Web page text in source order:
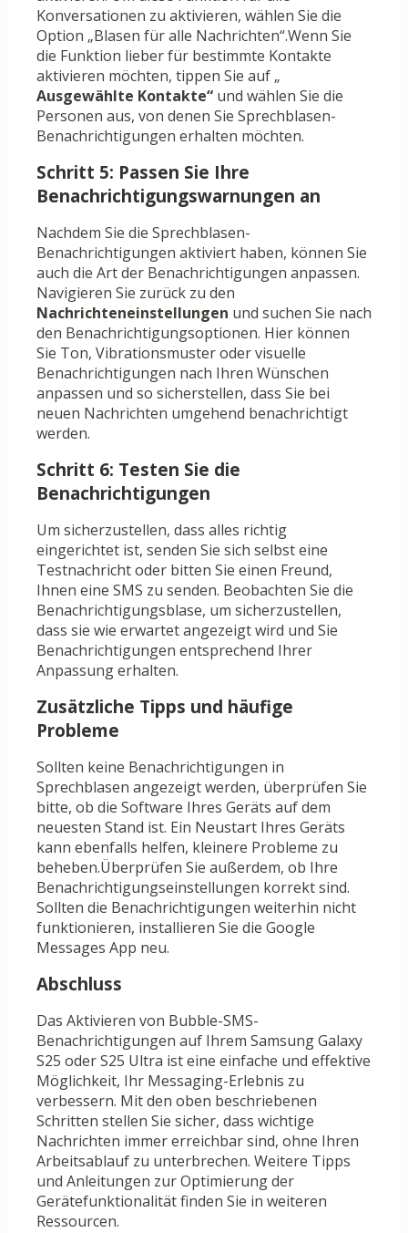
Konversationen zu aktivieren, wählen Sie die
Option „Blasen für alle Nachrichten“.Wenn Sie
die Funktion lieber für bestimmte Kontakte
aktivieren möchten, tippen Sie auf „
Ausgewählte Kontakte“ und wählen Sie die
Personen aus, von denen Sie Sprechblasen-
Benachrichtigungen erhalten möchten.
Schritt 5: Passen Sie Ihre
Benachrichtigungswarnungen an
Nachdem Sie die Sprechblasen-
Benachrichtigungen aktiviert haben, können Sie
auch die Art der Benachrichtigungen anpassen.
Navigieren Sie zurück zu den
Nachrichteneinstellungen und suchen Sie nach
den Benachrichtigungsoptionen. Hier können
Sie Ton, Vibrationsmuster oder visuelle
Benachrichtigungen nach Ihren Wünschen
anpassen und so sicherstellen, dass Sie bei
neuen Nachrichten umgehend benachrichtigt
werden.
Schritt 6: Testen Sie die
Benachrichtigungen
Um sicherzustellen, dass alles richtig
eingerichtet ist, senden Sie sich selbst eine
Testnachricht oder bitten Sie einen Freund,
Ihnen eine SMS zu senden. Beobachten Sie die
Benachrichtigungsblase, um sicherzustellen,
dass sie wie erwartet angezeigt wird und Sie
Benachrichtigungen entsprechend Ihrer
Anpassung erhalten.
Zusätzliche Tipps und häufige
Probleme
Sollten keine Benachrichtigungen in
Sprechblasen angezeigt werden, überprüfen Sie
bitte, ob die Software Ihres Geräts auf dem
neuesten Stand ist. Ein Neustart Ihres Geräts
kann ebenfalls helfen, kleinere Probleme zu
beheben.Überprüfen Sie außerdem, ob Ihre
Benachrichtigungseinstellungen korrekt sind.
Sollten die Benachrichtigungen weiterhin nicht
funktionieren, installieren Sie die Google
Messages App neu.
Abschluss
Das Aktivieren von Bubble-SMS-
Benachrichtigungen auf Ihrem Samsung Galaxy
S25 oder S25 Ultra ist eine einfache und effektive
Möglichkeit, Ihr Messaging-Erlebnis zu
verbessern. Mit den oben beschriebenen
Schritten stellen Sie sicher, dass wichtige
Nachrichten immer erreichbar sind, ohne Ihren
Arbeitsablauf zu unterbrechen. Weitere Tipps
und Anleitungen zur Optimierung der
Gerätefunktionalität finden Sie in weiteren
Ressourcen.